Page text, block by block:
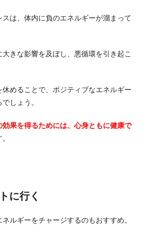
は、体内に負のエネルギーが溜まって
きな影響を及ぼし、悪循環を引き起こ
めることで、ポジティブなエネルギー
しょう。
効果を得るためには、心身ともに健康で
に行く
ルギーをチャージするのもおすすめ。